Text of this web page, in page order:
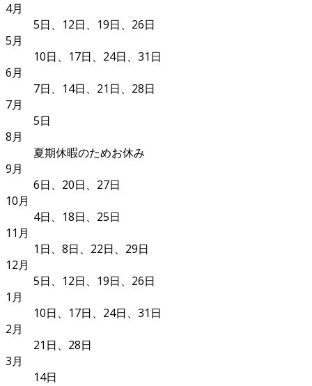
4月
5日、12日、19日、26日
5月
10日、17日、24日、31日
6月
7日、14日、21日、28日
7月
5日
8月
夏期休暇のためお休み
9月
6日、20日、27日
10月
4日、18日、25日
11月
1日、8日、22日、29日
12月
5日、12日、19日、26日
1月
10日、17日、24日、31日
2月
21日、28日
3月
14日